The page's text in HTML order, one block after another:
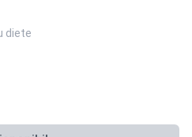
diete